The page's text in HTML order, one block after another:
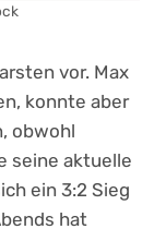
vor. Max
konnte aber
obwohl
seine aktuelle
ein 3:2 Sieg
hat